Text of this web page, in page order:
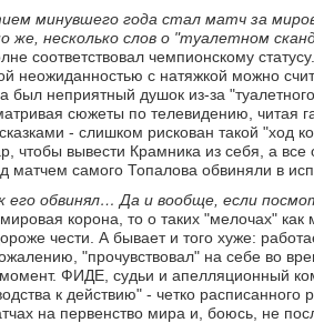
минувшего года стал матч за
же, несколько слов о "туалетном
соответствовал чемпионскому
неожиданностью с натяжкой можно
был неприятный душок из-за
сюжеты по телевидению, читая
- слишком рискован такой "ход
чтобы вывести Крамника из себя, а
матчем самого Топалова обвиняли в
его обвинял… Да и вообще, если
корона, то о таких "мелочах"
чести. А бывает и того хуже:
"прочувствовал" на себе во
ФИДЕ, судьи и апелляционный
к действию" - четко
на первенство мира и, боюсь, не